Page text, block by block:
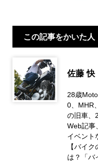
この記事をかいた人
佐藤 快
28歳
0、MHR
の旧車、
Web記事
イベント
【バイ
は？「バ